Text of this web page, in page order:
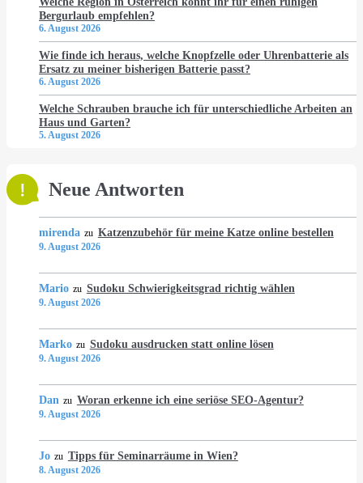
Bergurlaub empfehlen?
6. August 2026
Wie finde ich heraus, welche Knopfzelle oder Uhrenbatterie als
Ersatz zu meiner bisherigen Batterie passt?
6. August 2026
Welche Schrauben brauche ich für unterschiedliche Arbeiten an
Haus und Garten?
5. August 2026
Neue Antworten
mirenda zu Katzenzubehör für meine Katze online bestellen
9. August 2026
Mario zu Sudoku Schwierigkeitsgrad richtig wählen
9. August 2026
Marko zu Sudoku ausdrucken statt online lösen
9. August 2026
Dan zu Woran erkenne ich eine seriöse SEO-Agentur?
9. August 2026
Jo zu Tipps für Seminarräume in Wien?
8. August 2026